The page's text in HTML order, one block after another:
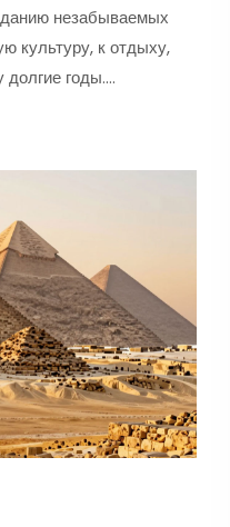
незабываемых
культуру, к отдыху,
долгие годы.…